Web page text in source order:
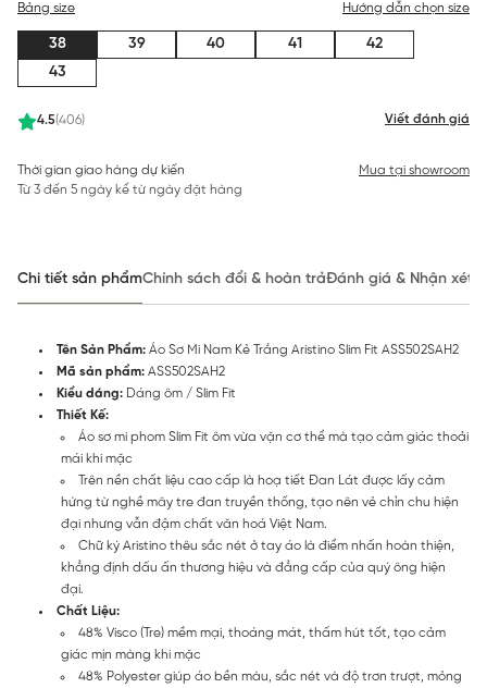
4.5(406) Viết đánh giá
Bảng size Hướng dẫn chọn size
38 39 40 41
42
43
Thời gian giao hàng dự kiến
Từ 3 đến 5 ngày kể từ ngày đặt hàng
Mua tại showroom
Chi tiết sản phẩmChính sách đổi & hoàn trảĐánh giá & Nhận xét
Tên Sản Phẩm: Áo Sơ Mi Nam Kẻ Trắng Aristino Slim Fit ASS502SAH2
Mã sản phẩm: ASS502SAH2
Kiểu dáng: Dáng ôm / Slim Fit
Thiết Kế:
Áo sơ mi phom Slim Fit ôm vừa vặn cơ thể mà tạo cảm giác thoải
mái khi mặc
Trên nền chất liệu cao cấp là hoạ tiết Đan Lát được lấy cảm
hứng từ nghề mây tre đan truyền thống, tạo nên vẻ chỉn chu hiện
đại nhưng vẫn đậm chất văn hoá Việt Nam.
Chữ ký Aristino thêu sắc nét ở tay áo là điểm nhấn hoàn thiện,
khẳng định dấu ấn thương hiệu và đẳng cấp của quý ông hiện
đại.
Chất Liệu:
48% Visco (Tre) mềm mại, thoáng mát, thấm hút tốt, tạo cảm
giác mịn màng khi mặc
48% Polyester giúp áo bền màu, sắc nét và độ trơn trượt, mỏng